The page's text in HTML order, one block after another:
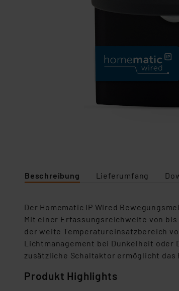
Beschreibung Lieferumfang
Der Homematic IP Wired
Mit einer Erfassungsreichweite von bis
der weite Temperatureinsatzbereich
Lichtmanagement bei Dunkelheit oder
zusätzliche Schaltaktor ermöglicht
Produkt Highlights